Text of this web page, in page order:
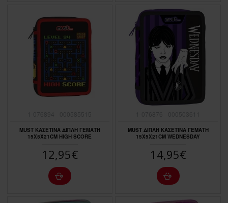
MUST ΚΑΣΕΤΙΝΑ ΔΙΠΛΗ ΓΕΜΑΤΗ
15X5X21CM HIGH SCORE
12,95€
MUST ΔΙΠΛΗ ΚΑΣΕΤΙΝΑ ΓΕΜΑΤΗ
15X5X21CM WEDNESDAY
14,95€